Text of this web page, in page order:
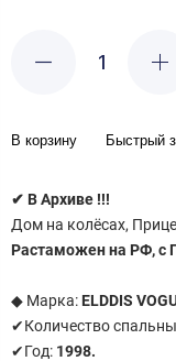
В корзину Быстрый
✔ В Архиве !!!
Дом на колёсах,
Растаможен на РФ, с
◆ Марка: ELDDIS
✔Количество
✔Год: 1998.